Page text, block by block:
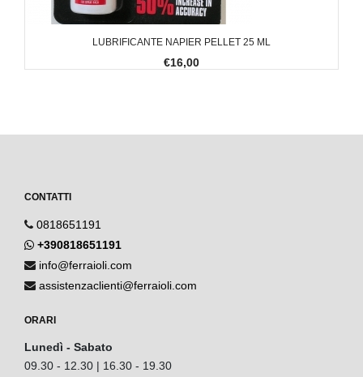
LUBRIFICANTE NAPIER PELLET 25 ML
€16,00
CONTATTI
0818651191
+390818651191
info@ferraioli.com
assistenzaclienti@ferraioli.com
ORARI
Lunedì - Sabato
09.30 - 12.30 | 16.30 - 19.30